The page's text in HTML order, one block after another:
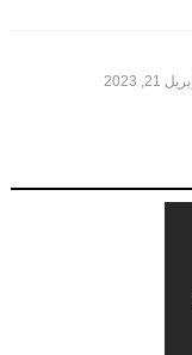
إبريل 21, 2023